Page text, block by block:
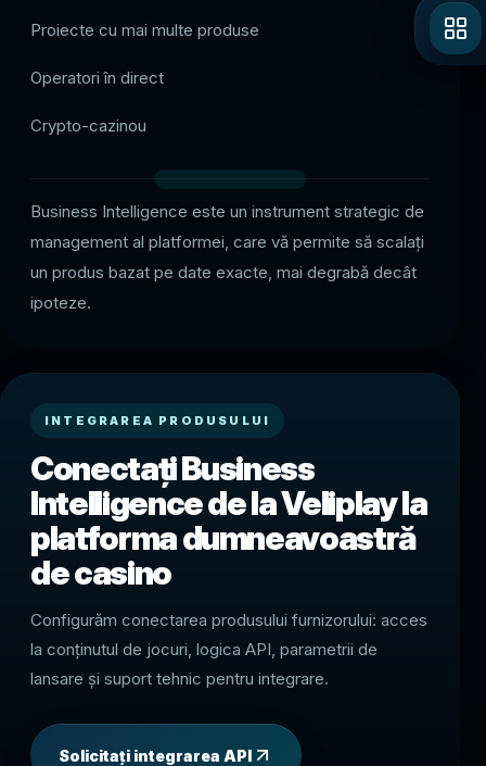
Proiecte cu mai multe produse
Operatori în direct
Crypto-cazinou
Business Intelligence este un instrument strategic de
management al platformei, care vă permite să scalați
un produs bazat pe date exacte, mai degrabă decât
ipoteze.
INTEGRAREA PRODUSULUI
Conectați Business
Intelligence de la Veliplay la
platforma dumneavoastră
de casino
Configurăm conectarea produsului furnizorului: acces
la conținutul de jocuri, logica API, parametrii de
lansare și suport tehnic pentru integrare.
Solicitați integrarea API